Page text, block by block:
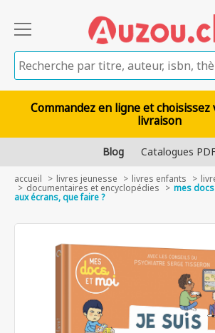
Commandez en ligne et choisissez
livraison
Blog Catalogues
accueil livres jeunesse livres enfants
documentaires et encyclopédies mes
aux écrans, que faire ?